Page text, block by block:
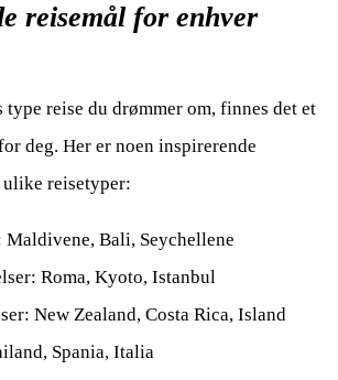
reisemål for enhver
type reise du drømmer om, finnes det et
deg. Her er noen inspirerende
reisetyper:
Maldivene, Bali, Seychellene
Roma, Kyoto, Istanbul
New Zealand, Costa Rica, Island
Spania, Italia